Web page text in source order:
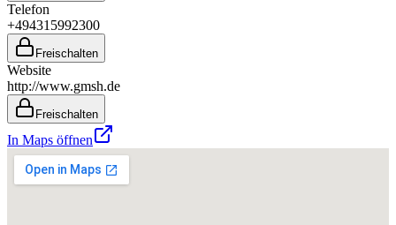
Telefon
+494315992300
Freischalten
Website
http://www.gmsh.de
Freischalten
In Maps öffnen